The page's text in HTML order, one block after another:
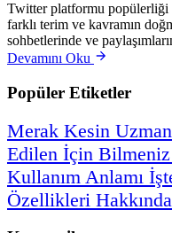
Twitter platformu
farklı terim ve kavramın
sohbetlerinde ve
Devamını Oku
Popüler Etiketler
Merak Kesin Uzman
Edilen İçin Bilmeniz
Kullanım Anlamı
Özellikleri Hakkında